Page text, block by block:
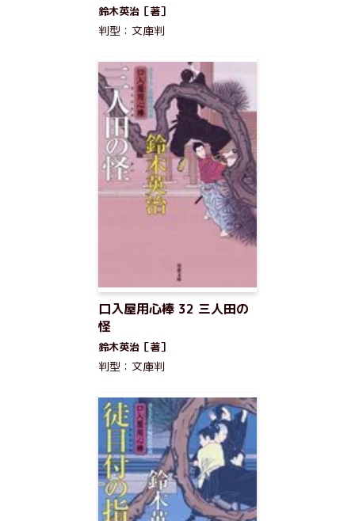
鈴木英治［著］
判型：文庫判
口入屋用心棒 32 三人田の
怪
鈴木英治［著］
判型：文庫判